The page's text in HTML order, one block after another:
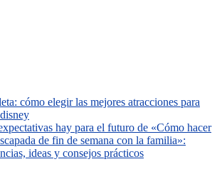
cómo elegir las mejores atracciones para
hay para el futuro de «Cómo hacer
de fin de semana con la familia»:
ideas y consejos prácticos